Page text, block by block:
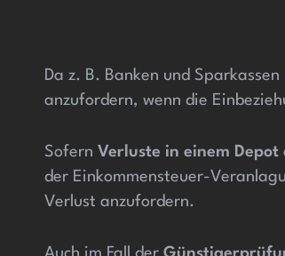
Da z. B. Banken und
anzufordern, wenn die
Sofern Verluste in einem Depot
der Einkommensteuer-
Verlust anzufordern.